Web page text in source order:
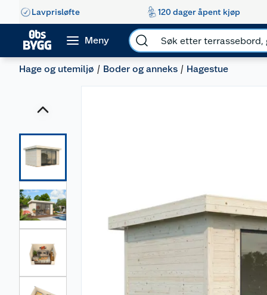
Lavprisløfte 120 dager åpent kjøp
Meny
Hage og utemiljø Boder og anneks Hagestue